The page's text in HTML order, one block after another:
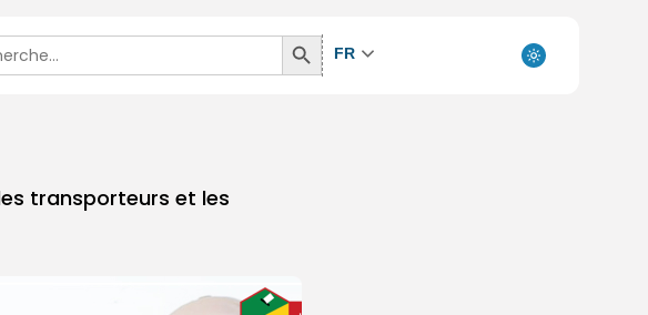
Search
Button
FR
transporteurs et les